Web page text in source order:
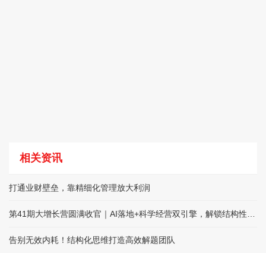
相关资讯
打通业财壁垒，靠精细化管理放大利润
告别无效内耗！结构化思维打造高效解题团队